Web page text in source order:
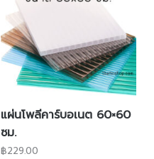
แผ่นโพลีคาร์บอเนต 60×60
ซม.
฿229.00